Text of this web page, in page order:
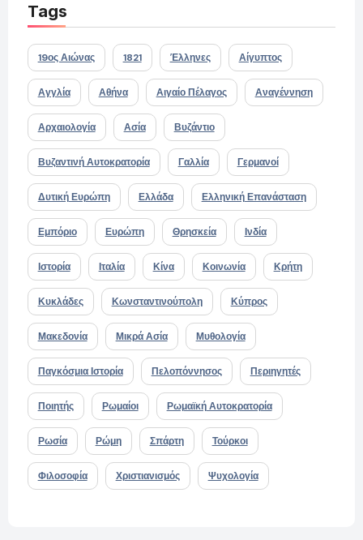
Tags
19ος Αιώνας 1821 Έλληνες Αίγυπτος
Αγγλία Αθήνα Αιγαίο Πέλαγος Αναγέννηση
Αρχαιολογία Ασία Βυζάντιο
Βυζαντινή Αυτοκρατορία Γαλλία Γερμανοί
Δυτική Ευρώπη Ελλάδα Ελληνική Επανάσταση
Εμπόριο Ευρώπη Θρησκεία Ινδία
Ιστορία Ιταλία Κίνα Κοινωνία Κρήτη
Κυκλάδες Κωνσταντινούπολη Κύπρος
Μακεδονία Μικρά Ασία Μυθολογία
Παγκόσμια Ιστορία Πελοπόννησος Περιηγητές
Ποιητής Ρωμαίοι Ρωμαϊκή Αυτοκρατορία
Ρωσία Ρώμη Σπάρτη Τούρκοι
Φιλοσοφία Χριστιανισμός Ψυχολογία